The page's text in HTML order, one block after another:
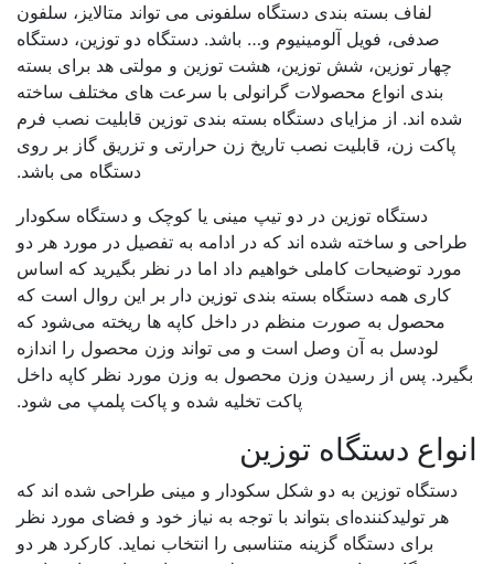
لفاف بسته بندی دستگاه سلفونی می تواند متالایز، سلفون
صدفی، فویل آلومینیوم و… باشد. دستگاه دو توزین، دستگاه
چهار توزین، شش توزین، هشت توزین و مولتی هد برای بسته
بندی انواع محصولات گرانولی با سرعت های مختلف ساخته
شده اند. از مزایای دستگاه بسته بندی توزین قابلیت نصب فرم
پاکت زن، قابلیت نصب تاریخ زن حرارتی و تزریق گاز بر روی
دستگاه می باشد.
دستگاه توزین در دو تیپ مینی یا کوچک و دستگاه سکودار
و ساخته شده اند که در ادامه به تفصیل در مورد هر دو
مورد توضیحات کاملی خواهیم داد اما در نظر بگیرید که اساس
کاری همه دستگاه بسته بندی توزین دار بر این روال است که
محصول به صورت منظم در داخل کاپه ها ریخته می‌شود که
لودسل به آن وصل است و می تواند وزن محصول را اندازه
پس از رسیدن وزن محصول به وزن مورد نظر کاپه داخل
پاکت تخلیه شده و پاکت پلمپ می شود.
دستگاه توزین
دستگاه توزین به دو شکل سکودار و مینی طراحی شده اند که
هر تولیدکننده‌ای بتواند با توجه به نیاز خود و فضای مورد نظر
برای دستگاه گزینه متناسبی را انتخاب نماید. کارکرد هر دو